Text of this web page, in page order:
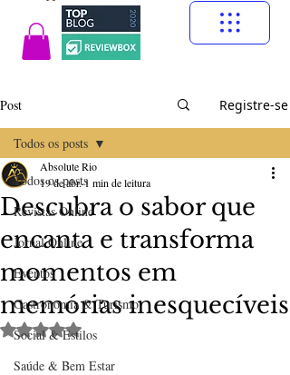
Post Registre-se
Todos os posts
Revistas Online
Jornal Online
Eventos
Gastronomia & Turismo
Social & Estilos
Saúde & Bem Estar
Todos os posts
Descubra o sabor que
encanta e transforma
momentos em
memórias inesquecíveis
Absolute Rio
19 de abr.1 min de leitura
Avaliado com NaN de 5 estrelas.